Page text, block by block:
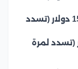
150 دولار (تسدد
(تسدد لمرة